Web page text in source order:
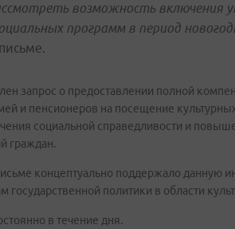
возможность включения
программ в период
запрос о предоставлении полной
и пенсионеров на посещение
социальной справедливости и
граждан.
концептуально поддержало данную
государственной политики в области
в течение дня.